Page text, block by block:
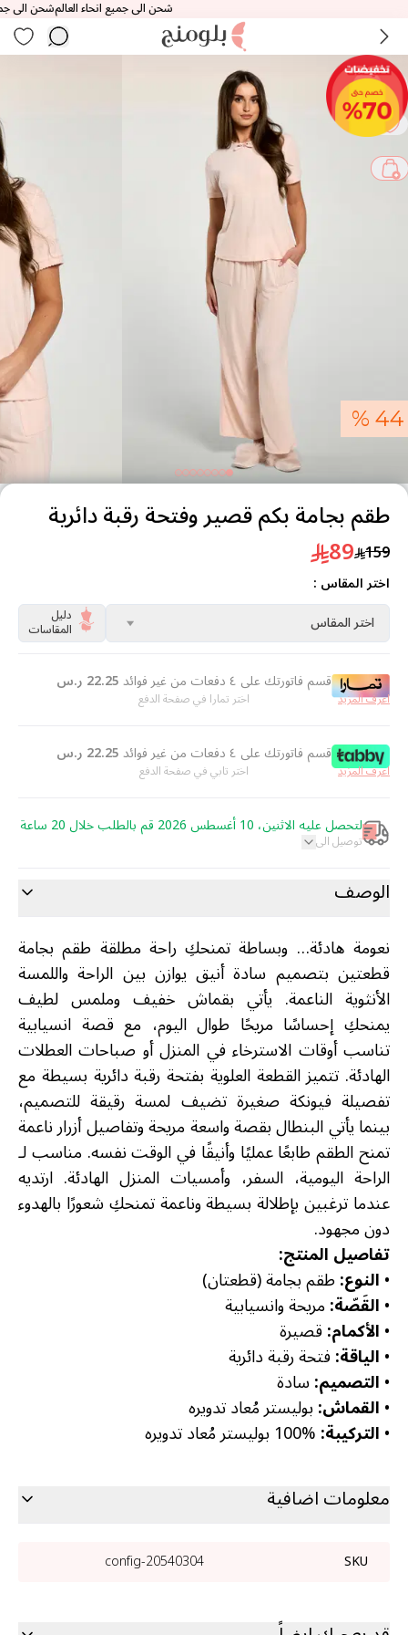
شحن الى جميع انحاء العالمشحن الى جميع
44 %
طقم بجامة بكم قصير وفتحة رقبة دائرية
159
89
اختر المقاس :
اختر المقاس
دليل
المقاسات
قسم فاتورتك على ٤ دفعات من غير فوائد 22.25 ر.س
اختر تمارا في صفحة الدفع اعرف المزيد
قسم فاتورتك على ٤ دفعات من غير فوائد 22.25 ر.س
اختر تابي في صفحة الدفع اعرف المزيد
لتحصل عليه الاثنين، 10 أغسطس 2026 قم بالطلب خلال 20 ساعة
توصيل الى
الوصف
نعومة هادئة… وبساطة تمنحكِ راحة مطلقة طقم بجامة
قطعتين بتصميم سادة أنيق يوازن بين الراحة واللمسة
الأنثوية الناعمة. يأتي بقماش خفيف وملمس لطيف
يمنحكِ إحساسًا مريحًا طوال اليوم، مع قصة انسيابية
تناسب أوقات الاسترخاء في المنزل أو صباحات العطلات
الهادئة. تتميز القطعة العلوية بفتحة رقبة دائرية بسيطة مع
تفصيلة فيونكة صغيرة تضيف لمسة رقيقة للتصميم،
بينما يأتي البنطال بقصة واسعة مريحة وتفاصيل أزرار ناعمة
تمنح الطقم طابعًا عمليًا وأنيقًا في الوقت نفسه. مناسب لـ
الراحة اليومية، السفر، وأمسيات المنزل الهادئة. ارتديه
عندما ترغبين بإطلالة بسيطة وناعمة تمنحكِ شعورًا بالهدوء
دون مجهود.
تفاصيل المنتج:
•النوع:طقم بجامة (قطعتان)
•القَصّة:مريحة وانسيابية
•الأكمام:قصيرة
•الياقة:فتحة رقبة دائرية
•التصميم:سادة
•القماش:بوليستر مُعاد تدويره
•التركيبة:
معلومات اضافية
SKU
20540304-config